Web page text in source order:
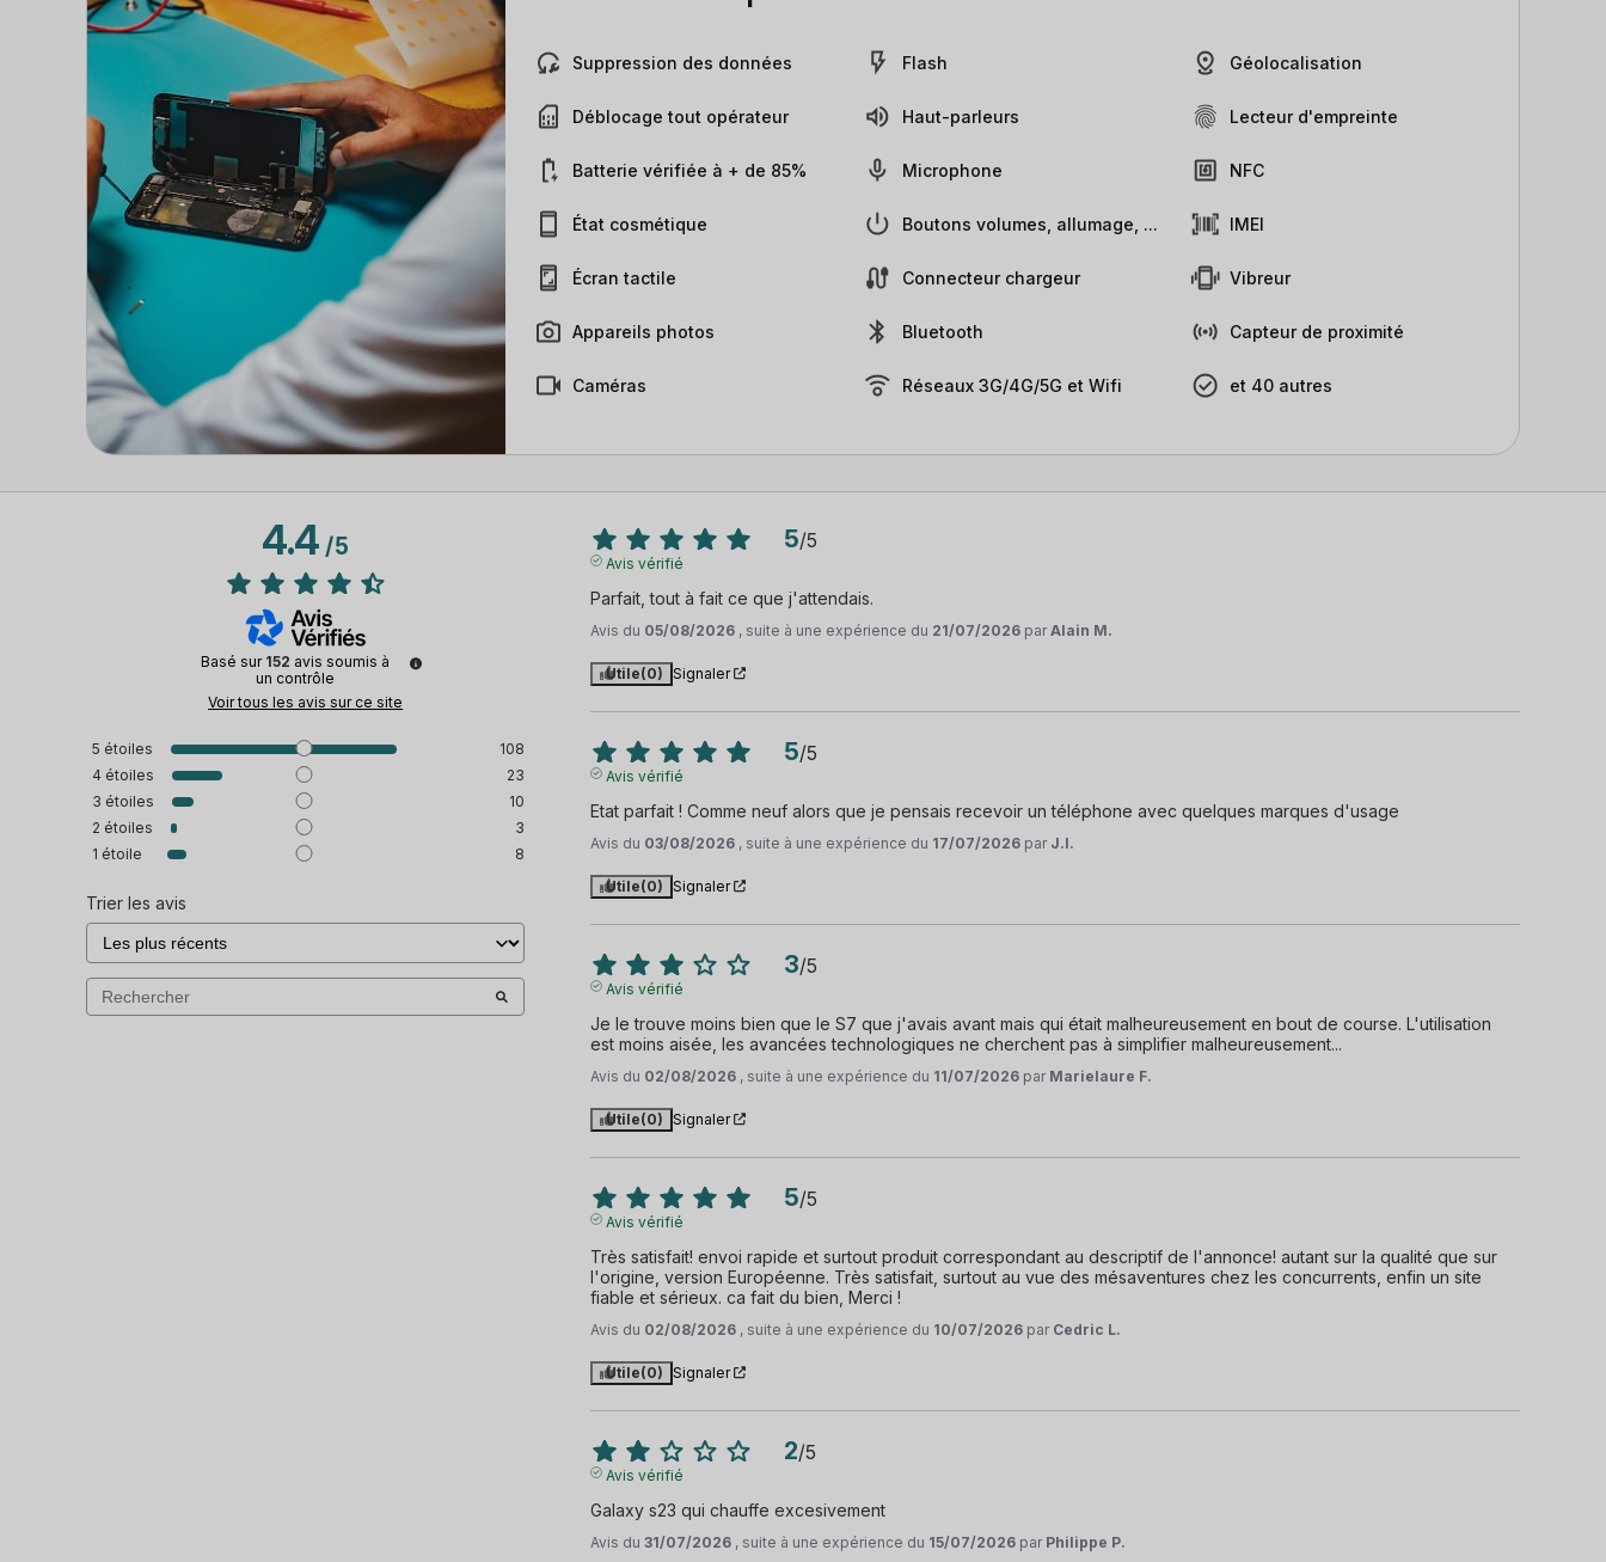
Suppression des données
Déblocage tout opérateur
Batterie vérifiée à + de 85%
État cosmétique
Écran tactile
Appareils photos
Caméras
Flash
Haut-parleurs
Microphone
Boutons volumes, allumage, ...
Connecteur chargeur
Bluetooth
Réseaux 3G/4G/5G et Wifi
Géolocalisation
Lecteur d'empreinte
NFC
IMEI
Vibreur
Capteur de proximité
et 40 autres
4.4/5
Basé sur 152 avis soumis à
un contrôle
Voir tous les avis sur ce site
5 étoiles
108
4 étoiles
23
3 étoiles
10
2 étoiles
3
1 étoile 8
Trier les avis
5/5
Avis vérifié
Parfait, tout à fait ce que j'attendais.
Avis du 05/08/2026 , suite à une expérience du 21/07/2026 parAlain M.
Utile(0) Signaler
5/5
Avis vérifié
Etat parfait ! Comme neuf alors que je pensais recevoir un téléphone avec quelques marques d'usage
Avis du 03/08/2026 , suite à une expérience du 17/07/2026 par J.I.
Utile(0) Signaler
3/5
Avis vérifié
Je le trouve moins bien que le S7 que j'avais avant mais qui était malheureusement en bout de course. L'utilisation
est moins aisée, les avancées technologiques ne cherchent pas à simplifier malheureusement...
Avis du 02/08/2026 , suite à une expérience du 11/07/2026 par Marielaure F.
Utile(0) Signaler
5/5
Avis vérifié
Très satisfait! envoi rapide et surtout produit correspondant au descriptif de l'annonce! autant sur la qualité que sur
l'origine, version Européenne. Très satisfait, surtout au vue des mésaventures chez les concurrents, enfin un site
fiable et sérieux. ca fait du bien, Merci !
Avis du 02/08/2026 , suite à une expérience du 10/07/2026 par Cedric L.
Utile(0) Signaler
2/5
Avis vérifié
Galaxy s23 qui chauffe excesivement
Avis du31/07/2026 , suite à une expérience du 15/07/2026 par Philippe P.